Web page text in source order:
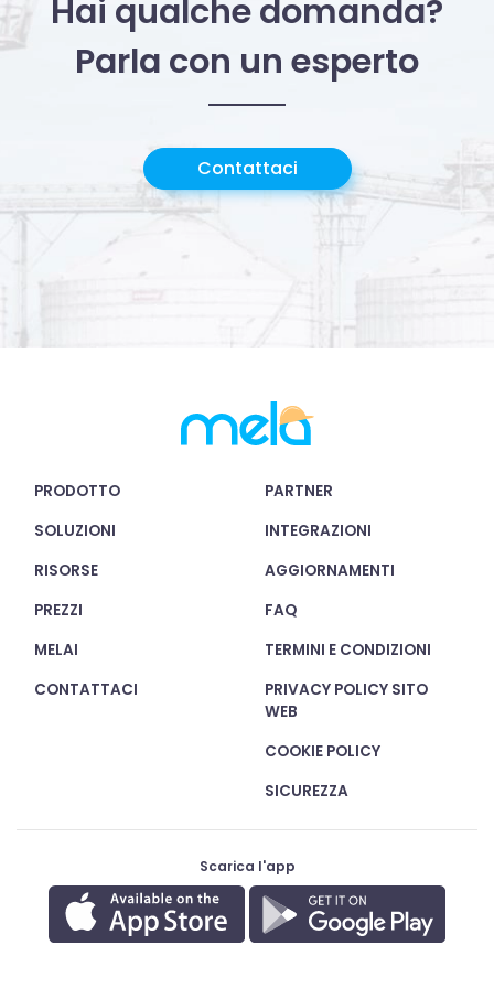
con altre informazioni che hai fornito loro o che hanno
raccolto dal tuo utilizzo dei loro servizi.
Hai qualche domanda?
Parla con un esperto
Contattaci
PRODOTTO
SOLUZIONI
RISORSE
PREZZI
MELAI
CONTATTACI
PARTNER
INTEGRAZIONI
AGGIORNAMENTI
FAQ
TERMINI E CONDIZIONI
PRIVACY POLICY SITO
WEB
COOKIE POLICY
SICUREZZA
Scarica l'app